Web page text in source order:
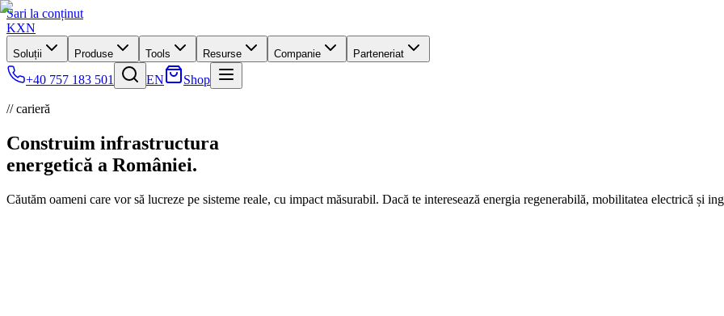
Sari la conținut
KXN
Soluții Produse Tools Resurse Companie Parteneriat
+40 757 183 501 EN Shop
// carieră
Construim infrastructura
energetică a României.
Căutăm oameni care vor să lucreze pe sisteme reale, cu impact măsurabil. Dacă te interesează energia regenerabilă, mobilitatea electrică